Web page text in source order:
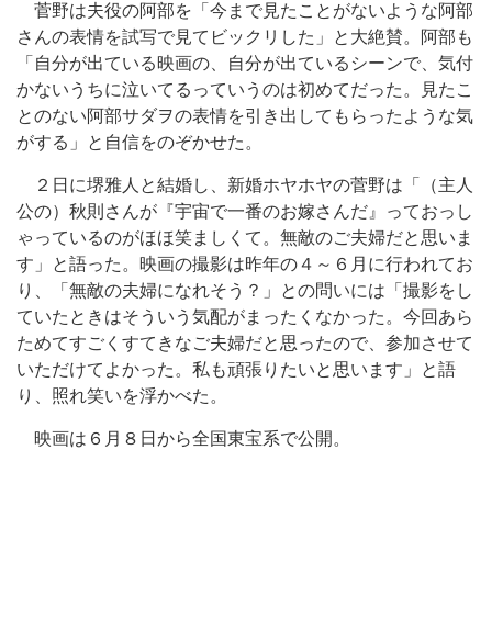
菅野は夫役の阿部を「今まで見たことがないような阿部
さんの表情を試写で見てビックリした」と大絶賛。阿部も
「自分が出ている映画の、自分が出ているシーンで、気付
かないうちに泣いてるっていうのは初めてだった。見たこ
とのない阿部サダヲの表情を引き出してもらったような気
がする」と自信をのぞかせた。
２日に堺雅人と結婚し、新婚ホヤホヤの菅野は「（主人
公の）秋則さんが『宇宙で一番のお嫁さんだ』っておっし
ゃっているのがほほ笑ましくて。無敵のご夫婦だと思いま
す」と語った。映画の撮影は昨年の４～６月に行われてお
り、「無敵の夫婦になれそう？」との問いには「撮影をし
ていたときはそういう気配がまったくなかった。今回あら
ためてすごくすてきなご夫婦だと思ったので、参加させて
いただけてよかった。私も頑張りたいと思います」と語
り、照れ笑いを浮かべた。
映画は６月８日から全国東宝系で公開。